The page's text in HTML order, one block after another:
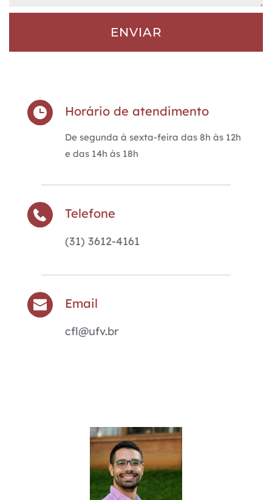
Horário de atendimento
De segunda à sexta-feira das 8h às 12h
e das 14h às 18h
Telefone
(31) 3612-4161
Email
cfl@ufv.br